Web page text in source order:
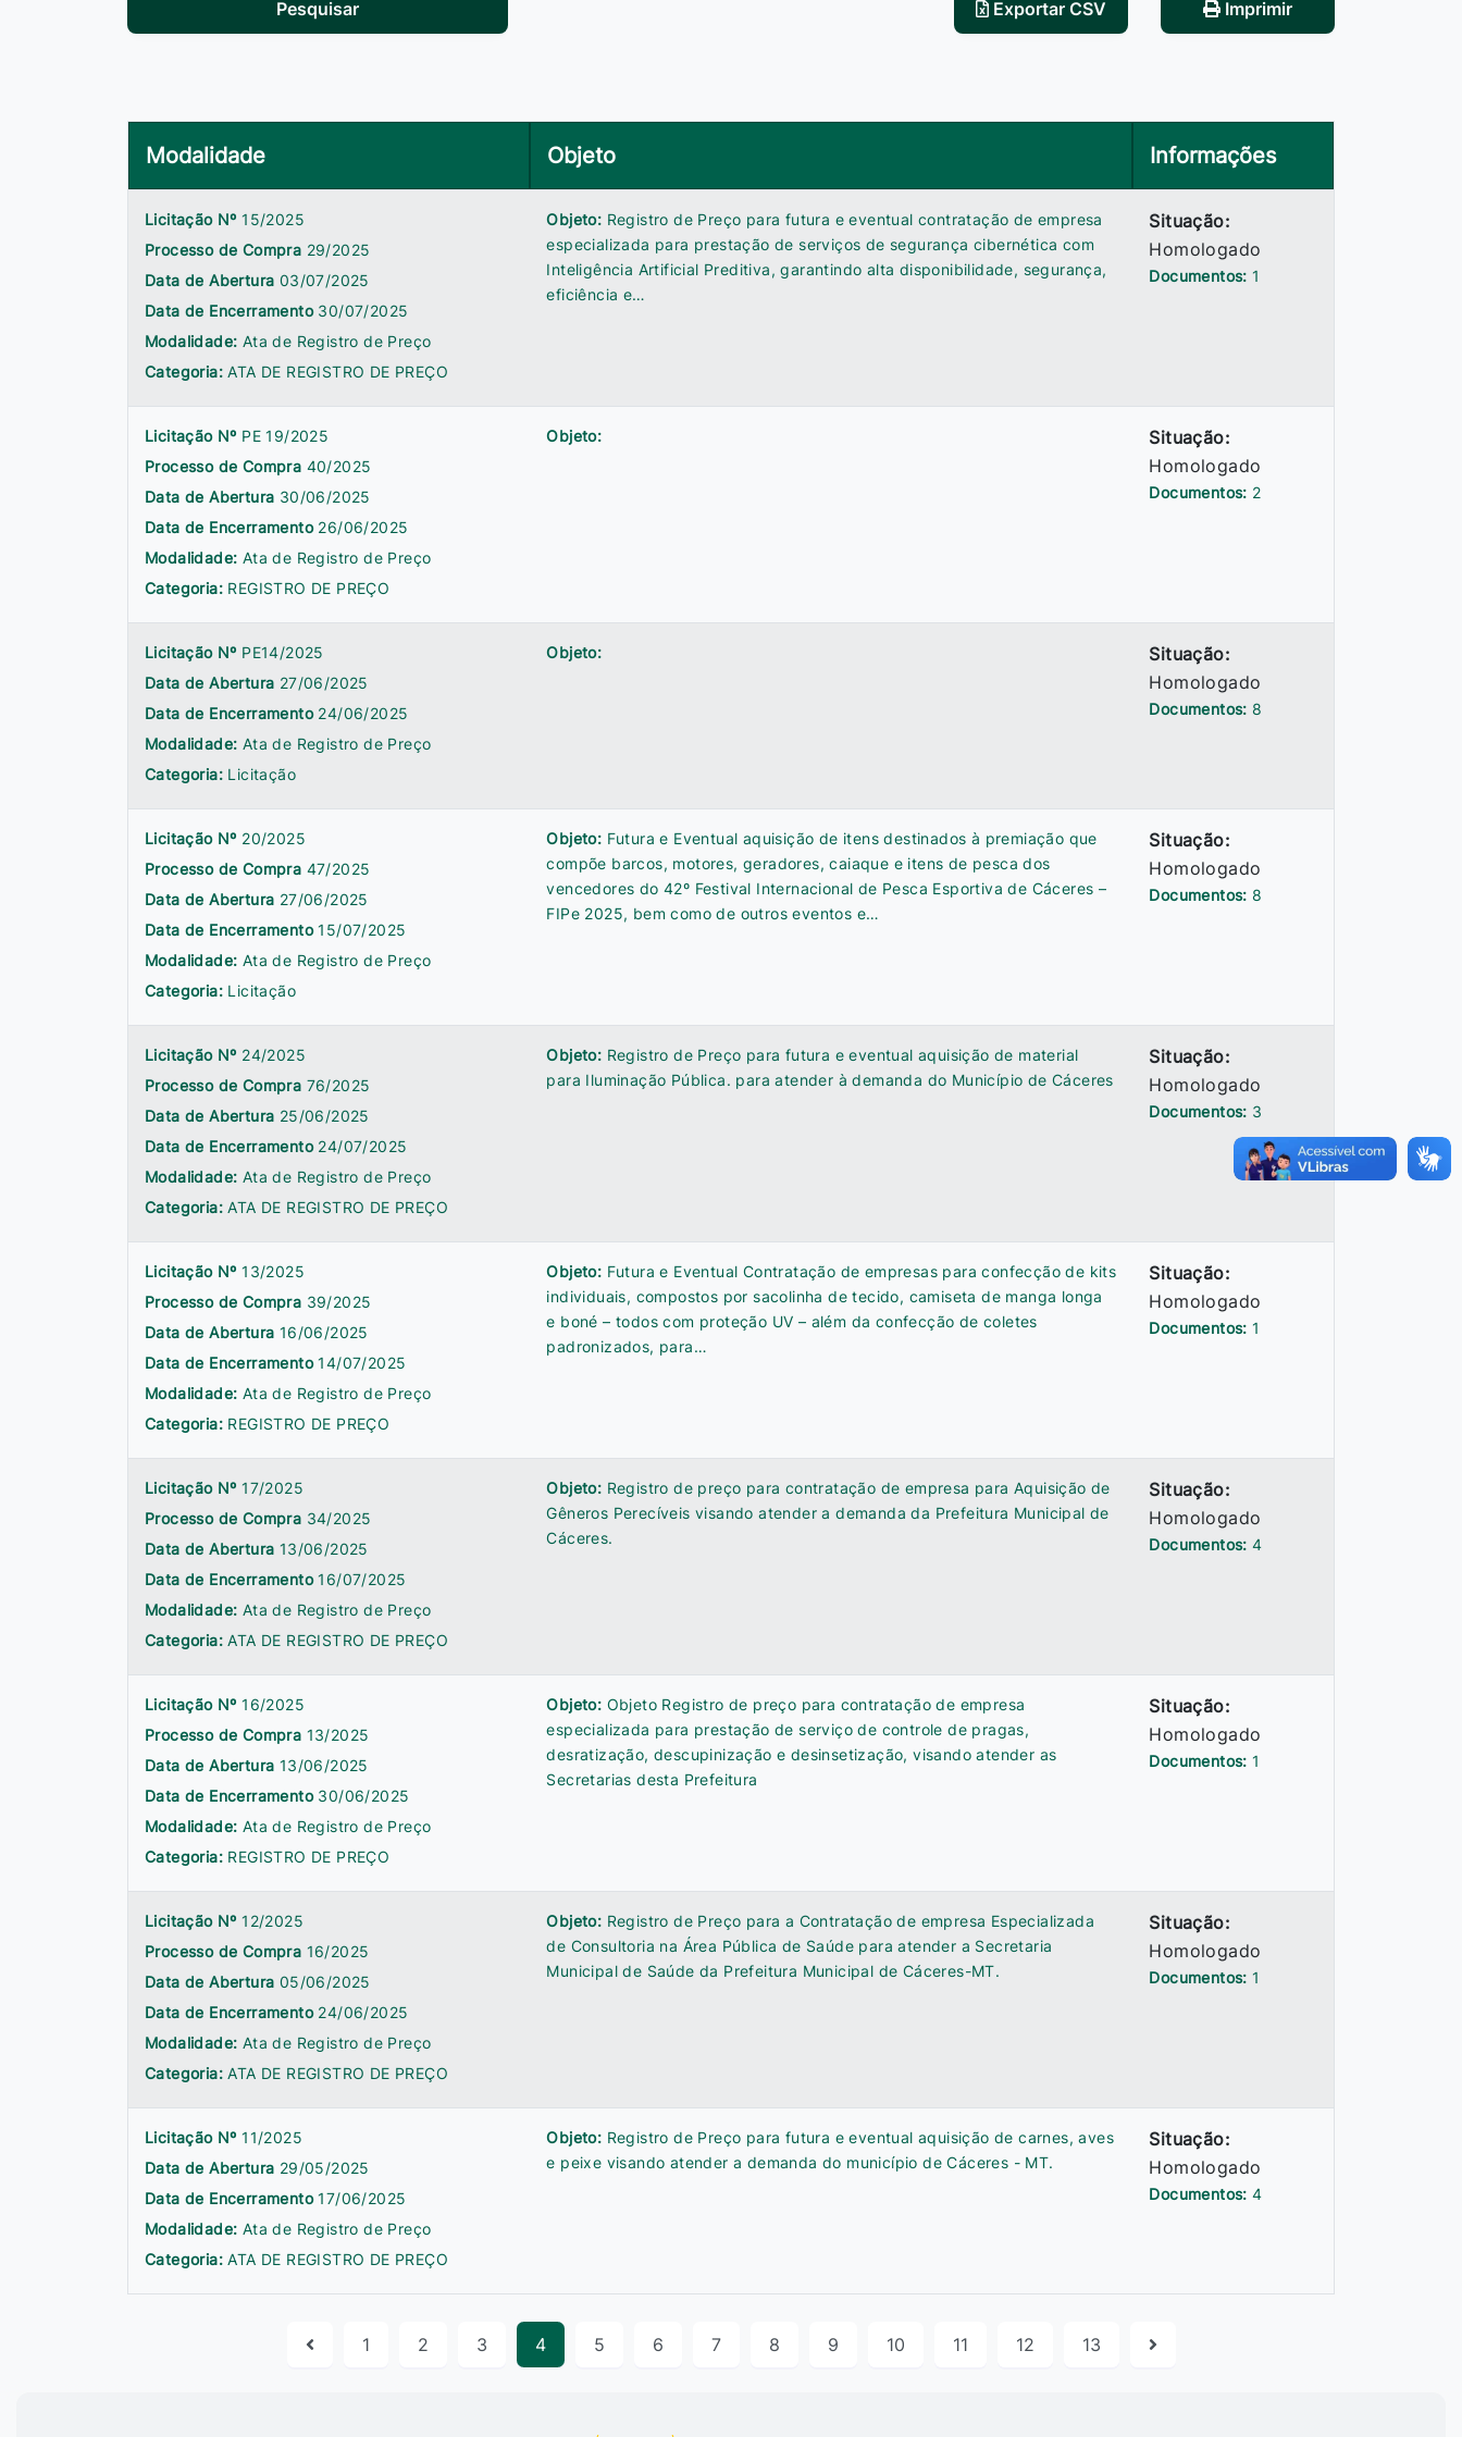
Pesquisar Exportar CSV Imprimir
Modalidade Objeto Informações
Licitação Nº 15/2025
Processo de Compra 29/2025
Data de Abertura 03/07/2025
Data de Encerramento 30/07/2025
Modalidade: Ata de Registro de Preço
Categoria:ATA DE REGISTRO DE PREÇO
Objeto: Registro de Preço para futura e eventual contratação de empresa
especializada para prestação de serviços de segurança cibernética com
Inteligência Artificial Preditiva, garantindo alta disponibilidade, segurança,
eficiência e…
Situação:
Homologado
Documentos: 1
Licitação Nº PE 19/2025
Processo de Compra 40/2025
Data de Abertura 30/06/2025
Data de Encerramento 26/06/2025
Modalidade: Ata de Registro de Preço
Categoria: REGISTRO DE PREÇO
Objeto:
Situação:
Homologado
Documentos: 2
Licitação Nº PE14/2025
Data de Abertura 27/06/2025
Data de Encerramento 24/06/2025
Modalidade: Ata de Registro de Preço
Categoria: Licitação
Objeto:
Situação:
Homologado
Documentos:8
Licitação Nº 20/2025
Processo de Compra 47/2025
Data de Abertura 27/06/2025
Data de Encerramento15/07/2025
Modalidade: Ata de Registro de Preço
Categoria: Licitação
Objeto: Futura e Eventual aquisição de itens destinados à premiação que
compõe barcos, motores, geradores, caiaque e itens de pesca dos
vencedores do 42º Festival Internacional de Pesca Esportiva de Cáceres –
FIPe 2025, bem como de outros eventos e…
Situação:
Homologado
Documentos:8
Licitação Nº 24/2025
Processo de Compra 76/2025
Data de Abertura 25/06/2025
Data de Encerramento 24/07/2025
Modalidade: Ata de Registro de Preço
Categoria:ATA DE REGISTRO DE PREÇO
Objeto: Registro de Preço para futura e eventual aquisição de material
para Iluminação Pública. para atender à demanda do Município de Cáceres
Situação:
Homologado
Documentos: 3
Licitação Nº13/2025
Processo de Compra 39/2025
Data de Abertura 16/06/2025
Data de Encerramento14/07/2025
Modalidade: Ata de Registro de Preço
Categoria: REGISTRO DE PREÇO
Objeto: Futura e Eventual Contratação de empresas para confecção de kits
individuais, compostos por sacolinha de tecido, camiseta de manga longa
e boné – todos com proteção UV – além da confecção de coletes
padronizados, para…
Situação:
Homologado
Documentos:1
Licitação Nº 17/2025
Processo de Compra 34/2025
Data de Abertura 13/06/2025
Data de Encerramento 16/07/2025
Modalidade: Ata de Registro de Preço
Categoria:ATA DE REGISTRO DE PREÇO
Objeto: Registro de preço para contratação de empresa para Aquisição de
Gêneros Perecíveis visando atender a demanda da Prefeitura Municipal de
Cáceres.
Situação:
Homologado
Documentos:4
Licitação Nº16/2025
Processo de Compra 13/2025
Data de Abertura 13/06/2025
Data de Encerramento 30/06/2025
Modalidade: Ata de Registro de Preço
Categoria: REGISTRO DE PREÇO
Objeto: Objeto Registro de preço para contratação de empresa
especializada para prestação de serviço de controle de pragas,
desratização, descupinização e desinsetização, visando atender as
Secretarias desta Prefeitura
Situação:
Homologado
Documentos:1
Licitação Nº 12/2025
Processo de Compra 16/2025
Data de Abertura 05/06/2025
Data de Encerramento 24/06/2025
Modalidade: Ata de Registro de Preço
Categoria:ATA DE REGISTRO DE PREÇO
Objeto: Registro de Preço para a Contratação de empresa Especializada
de Consultoria na Área Pública de Saúde para atender a Secretaria
Municipal de Saúde da Prefeitura Municipal de Cáceres-MT.
Situação:
Homologado
Documentos: 1
Licitação Nº11/2025
Data de Abertura 29/05/2025
Data de Encerramento17/06/2025
Modalidade: Ata de Registro de Preço
Categoria:ATA DE REGISTRO DE PREÇO
Objeto: Registro de Preço para futura e eventual aquisição de carnes, aves
e peixe visando atender a demanda do município de Cáceres - MT.
Situação:
Homologado
Documentos:4
1 2 3 4 5 6 7 8 9 10 11 12 13